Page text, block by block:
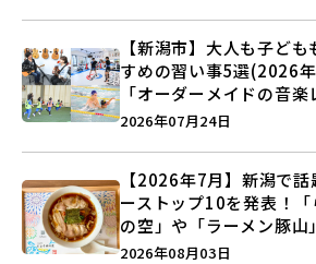
【新潟市】大人も子ど
すめの習い事5選(2026
「オーダーメイドの音
キックボクシング」で新
2026年07月24日
【2026年7月】新潟で
ーストップ10を発表！
の空」や「ラーメン豚山
注目記事をランキングで
2026年08月03日